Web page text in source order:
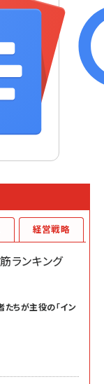
ランキング
ちが主役の「イン
経営戦略